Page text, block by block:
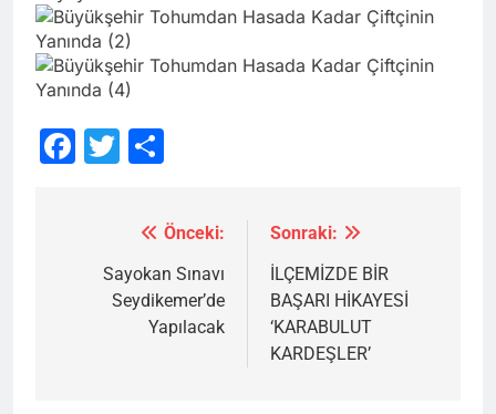
Facebook
Twitter
gezinmesi
Önceki:
Sayokan Sınavı
Seydikemer’de
Yapılacak
Sonraki:
İLÇEMİZDE BİR
BAŞARI HİKAYESİ
‘KARABULUT
KARDEŞLER’